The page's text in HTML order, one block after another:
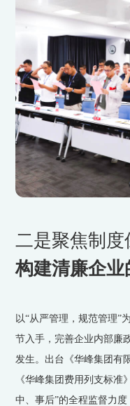
二是聚焦制度
构建清廉企业
以“从严管理，规范管理”
节入手，完善企业内部廉
发生。出台《华峰集团有
《华峰集团费用列支标准
中、事后”的全程监督力度